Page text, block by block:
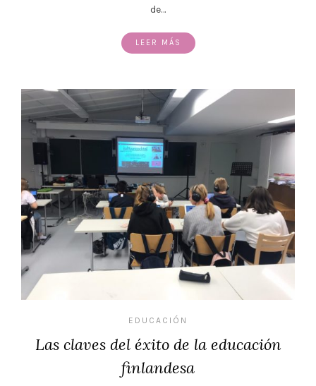
de…
LEER MÁS
EDUCACIÓN
Las claves del éxito de la educación
finlandesa